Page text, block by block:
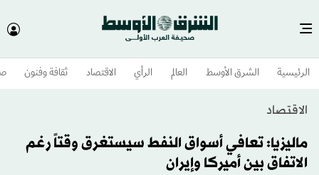
الرئيسية الشرق الأوسط​ العالم الرأي الاقتصاد ثقافة وفنون
الاقتصاد
ماليزيا: تعافي أسواق النفط سيستغرق وقتاً رغم
الاتفاق بين أميركا وإيران